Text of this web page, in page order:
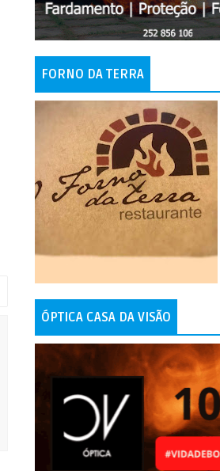
FORNO DA TERRA
ÓPTICA CASA DA VISÃO